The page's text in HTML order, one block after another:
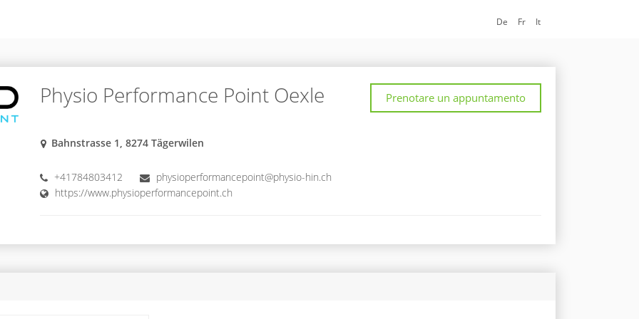
De Fr It
Physio Performance Point Oexle Prenotare un appuntamento
Bahnstrasse 1, 8274 Tägerwilen
+41784803412
physioperformancepoint@physio-hin.ch
https://www.physioperformancepoint.ch